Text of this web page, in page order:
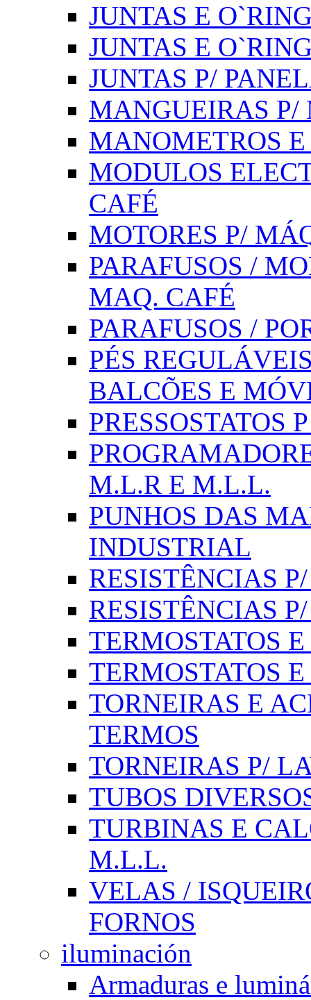
JUNTAS E
JUNTAS E
JUNTAS P/
MANGUEIRAS
MANOMETROS
MODULOS
CAFÉ
MOTORES P/
PARAFUSOS /
MAQ. CAFÉ
PARAFUSOS /
PÉS
BALCÕES E
PRESSOSTATOS
M.L.R E M.L.L.
PUNHOS DAS
INDUSTRIAL
RESISTÊNCIAS
RESISTÊNCIAS
TERMOSTATOS
TERMOSTATOS
TORNEIRAS E
TERMOS
TORNEIRAS P/
TUBOS
TURBINAS E
M.L.L.
VELAS /
FORNOS
iluminación
Armaduras e